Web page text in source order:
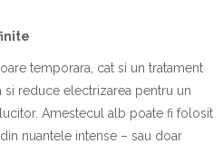
temporara, cat si un tratament
si reduce electrizarea pentru un
Amestecul alb poate fi folosit
nuantele intense – sau doar